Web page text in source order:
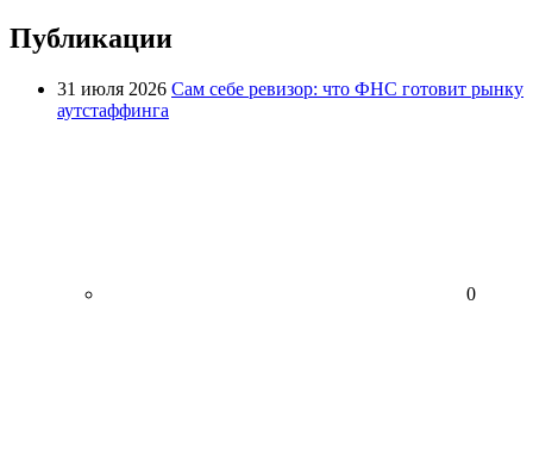
Публикации
31 июля 2026 Сам себе ревизор: что ФНС готовит рынку
аутстаффинга
0